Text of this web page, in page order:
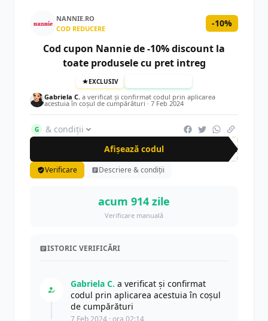
NANNIE.RO
COD REDUCERE
-10%
Cod cupon Nannie de -10% discount la
toate produsele cu pret intreg
EXCLUSIV
Gabriela C. a verificat și confirmat codul prin aplicarea
acestuia în coșul de cumpărături · 7 Feb 2024
G
& condiții
Afișează codul
cup
Verificare Descriere & condiții
acum 914 zile
Verificare manuală
ISTORIC VERIFICĂRI
Gabriela C. a verificat și confirmat
codul prin aplicarea acestuia în coșul
de cumpărături
7 Feb 2024 · ora 02:14